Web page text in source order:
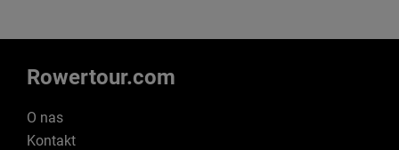
Rowertour.com
O nas
Kontakt